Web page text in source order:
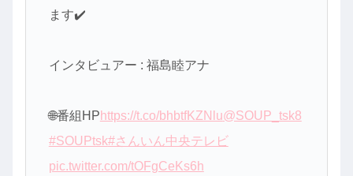
ます✔️
インタビュアー : 福島睦アナ
🌐番組HP https://t.co/bhbtfKZNlu@SOUP_tsk8
#SOUPtsk#さんいん中央テレビ
pic.twitter.com/tOFgCeKs6h